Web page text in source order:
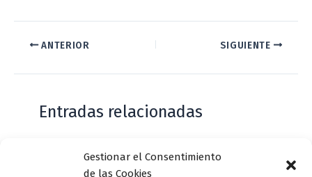
Gestionar el Consentimiento
de las Cookies
ANTERIOR SIGUIENTE
Entradas relacionadas
Casa de Zorrilla conmemorarán el 168